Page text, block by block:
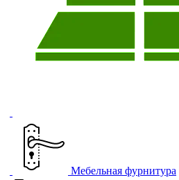
Мебельная фурнитура